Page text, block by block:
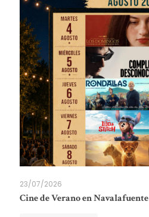
23/07/2026
Cine de Verano en Navalafuente